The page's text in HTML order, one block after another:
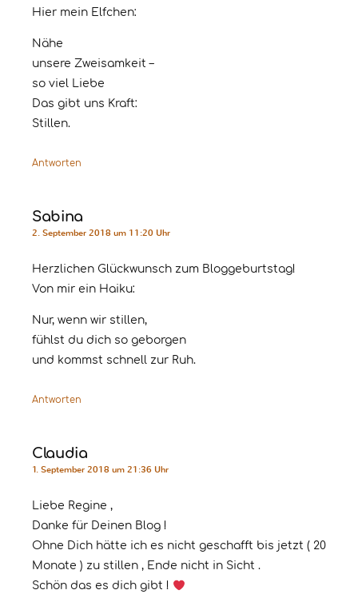
Hier mein Elfchen:
Nähe
unsere Zweisamkeit –
so viel Liebe
Das gibt uns Kraft:
Stillen.
Antworten
Sabina
2. September 2018 um 11:20 Uhr
Herzlichen Glückwunsch zum Bloggeburtstag!
Von mir ein Haiku:
Nur, wenn wir stillen,
fühlst du dich so geborgen
und kommst schnell zur Ruh.
Antworten
Claudia
1. September 2018 um 21:36 Uhr
Liebe Regine ,
Danke für Deinen Blog !
Ohne Dich hätte ich es nicht geschafft bis jetzt ( 20
Monate ) zu stillen , Ende nicht in Sicht .
Schön das es dich gibt !